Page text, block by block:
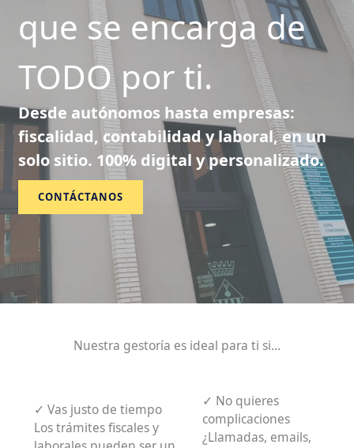
que se encarga de
TODO por ti.
Desde autónomos hasta empresas:
fiscalidad, contabilidad y laboral, en un
solo sitio. 100% digital y personalizado.
CONTÁCTANOS
Nuestra gestoría es ideal para ti si…
✓ Vas justo de tiempo
Los trámites fiscales y
✓ No quieres
complicaciones
¿Llamadas, emails,